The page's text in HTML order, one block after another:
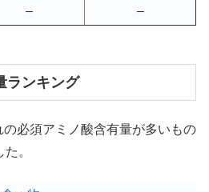
– –
ランキング
必須アミノ酸含有量が多いもの
。